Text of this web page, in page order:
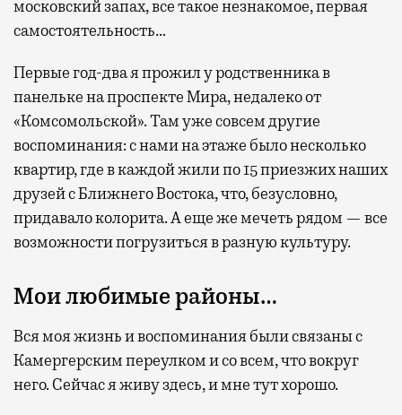
московский запах, все такое незнакомое, первая
самостоятельность…
Первые год-два я прожил у родственника в
панельке на проспекте Мира, недалеко от
«Комсомольской». Там уже совсем другие
воспоминания: с нами на этаже было несколько
квартир, где в каждой жили по 15 приезжих наших
друзей с Ближнего Востока, что, безусловно,
придавало колорита. А еще же мечеть рядом — все
возможности погрузиться в разную культуру.
Мои любимые районы…
Вся моя жизнь и воспоминания были связаны с
Камергерским переулком и со всем, что вокруг
него. Сейчас я живу здесь, и мне тут хорошо.